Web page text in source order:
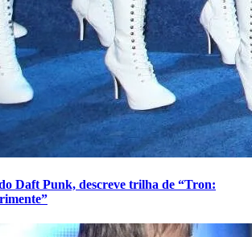
Daft Punk, descreve trilha de “Tron: